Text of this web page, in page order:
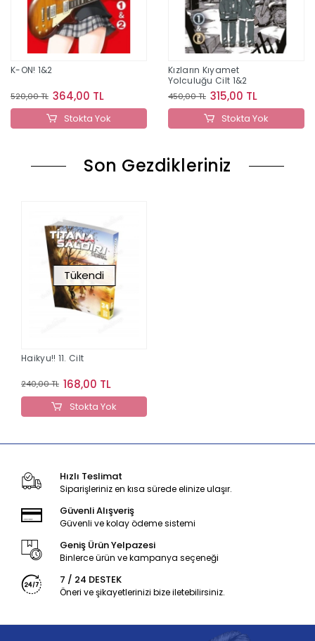
Kızların Kıyamet
450,00 TL 315,00 TL
Stokta Yok
Büyücü Kız Madoka
Magica – Hayaletlerin
Ayaklanışı Cilt 1
280,00 TL 196,00 TL
Stokta Yok
Son Gezdikleriniz
Tükendi
Haikyu!! 11. Cilt
240,00 TL 168,00 TL
Stokta Yok
Hızlı Teslimat
Siparişleriniz en kısa sürede elinize ulaşır.
Güvenli Alışveriş
Güvenli ve kolay ödeme sistemi
Geniş Ürün Yelpazesi
Binlerce ürün ve kampanya seçeneği
7 / 24 DESTEK
Öneri ve şikayetlerinizi bize iletebilirsiniz.